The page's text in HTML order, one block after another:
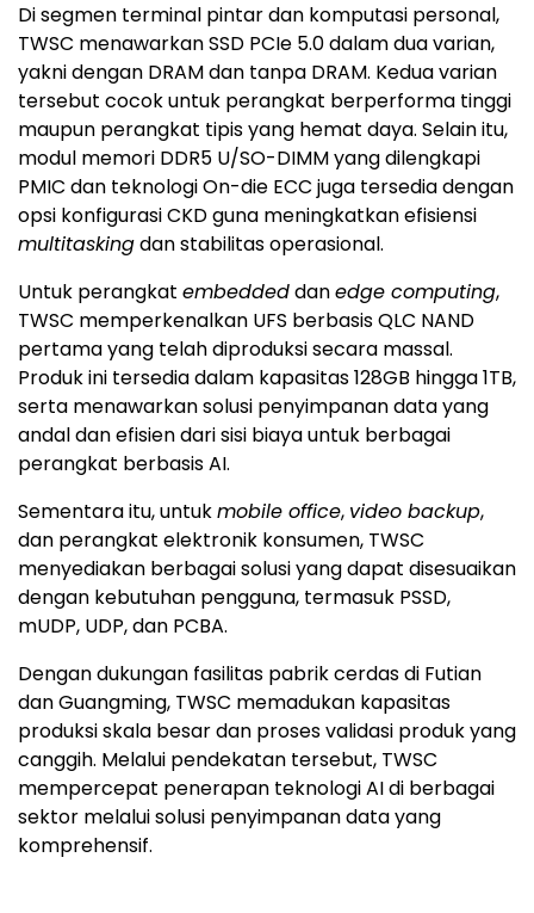
Di segmen terminal pintar dan komputasi personal,
TWSC menawarkan SSD PCIe 5.0 dalam dua varian,
yakni dengan DRAM dan tanpa DRAM. Kedua varian
tersebut cocok untuk perangkat berperforma tinggi
maupun perangkat tipis yang hemat daya. Selain itu,
modul memori DDR5 U/SO-DIMM yang dilengkapi
PMIC dan teknologi On-die ECC juga tersedia dengan
opsi konfigurasi CKD guna meningkatkan efisiensi
multitaskingdan stabilitas operasional.
Untuk perangkat embeddeddanedge computing,
TWSC memperkenalkan UFS berbasis QLC NAND
pertama yang telah diproduksi secara massal.
Produk ini tersedia dalam kapasitas 128GB hingga 1TB,
serta menawarkan solusi penyimpanan data yang
andal dan efisien dari sisi biaya untuk berbagai
perangkat berbasis AI.
Sementara itu, untukmobile office, video backup,
dan perangkat elektronik konsumen, TWSC
menyediakan berbagai solusi yang dapat disesuaikan
dengan kebutuhan pengguna, termasuk PSSD,
mUDP, UDP, dan PCBA.
Dengan dukungan fasilitas pabrik cerdas di Futian
dan Guangming, TWSC memadukan kapasitas
produksi skala besar dan proses validasi produk yang
canggih. Melalui pendekatan tersebut, TWSC
mempercepat penerapan teknologi AI di berbagai
sektor melalui solusi penyimpanan data yang
komprehensif.